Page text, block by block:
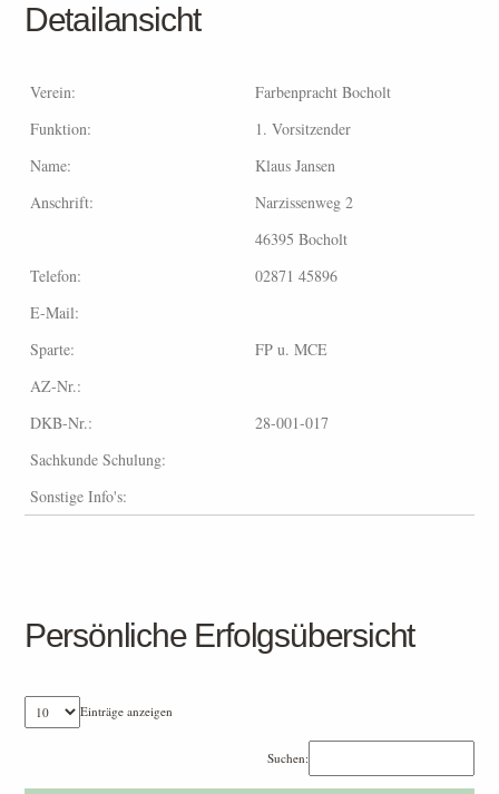
Detailansicht
Verein:
Farbenpracht Bocholt
Funktion:
1. Vorsitzender
Name:
Klaus Jansen
Anschrift:
Narzissenweg 2
46395 Bocholt
Telefon:
02871 45896
E-Mail:
Sparte:
FP u. MCE
AZ-Nr.:
DKB-Nr.:
28-001-017
Sachkunde Schulung:
Sonstige Info's:
Persönliche Erfolgsübersicht
Einträge anzeigen
Suchen: